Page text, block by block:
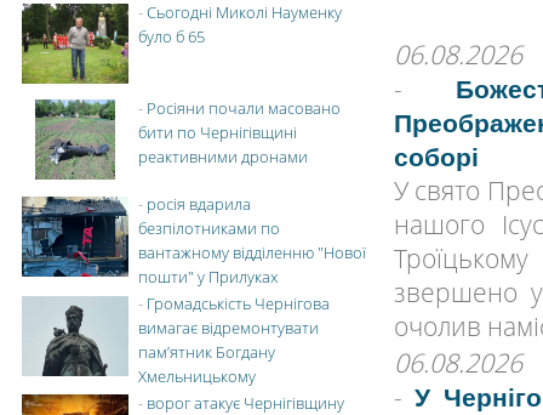
06.08.2026
-
соборі
У свято
нашого
звершено
очолив
06.08.2026
-У
-Сьогодні Миколі Науменку
було б 65
- Росіяни почали масовано
бити по Чернігівщині
реактивними дронами
- росія вдарила
безпілотниками по
вантажному відділенню "Нової
пошти" у Прилуках
- Громадськість Чернігова
вимагає відремонтувати
пам’ятник Богдану
Хмельницькому
- ворог атакує Чернігівщину